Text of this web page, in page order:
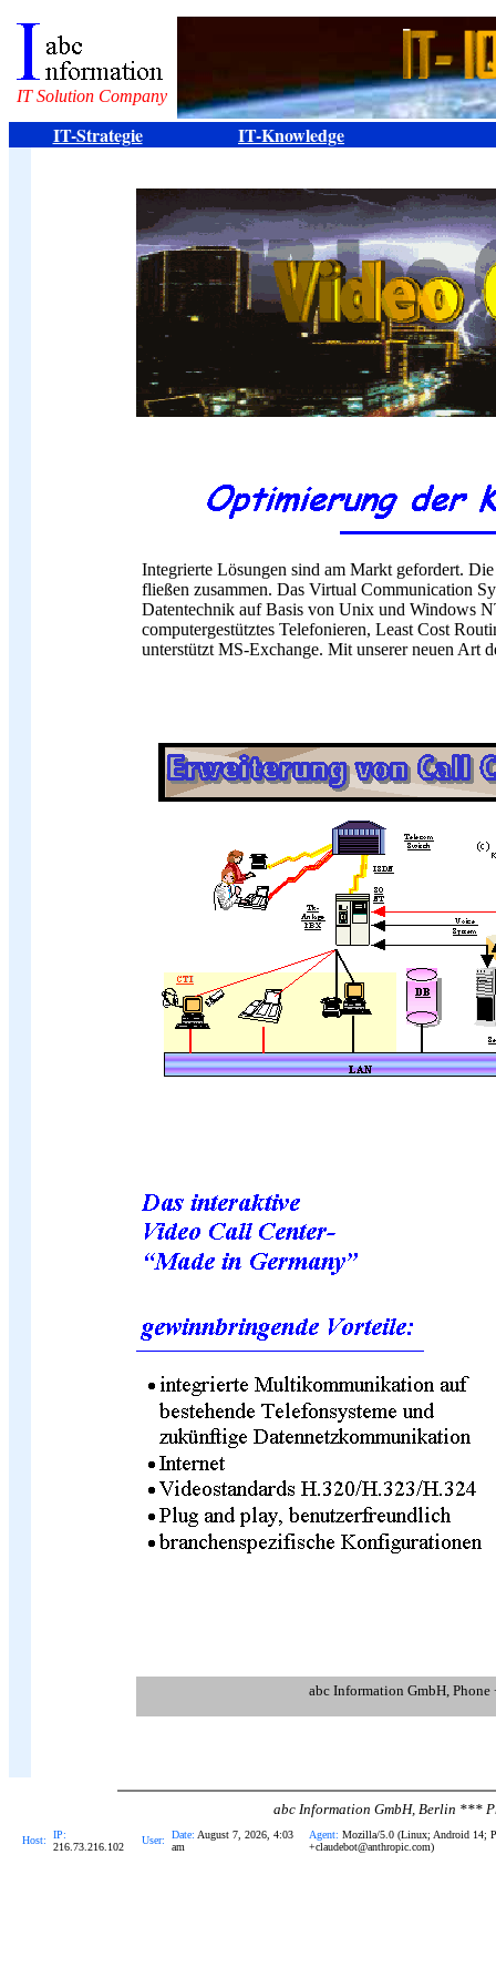
IT Solution Company
IT-Strategie IT-Knowledge
Integrierte Lösungen sind am Markt gefordert.
fließen zusammen. Das Virtual Communication
Datentechnik auf Basis von Unix und Windows
computergestütztes Telefonieren, Least Cost
unterstützt MS-Exchange. Mit unserer neuen Art
abc Information GmbH,
abc Information GmbH, Berlin ***
Host:
IP:
216.73.216.102
User: Date: August 7, 2026, 4:03
am
Agent: Mozilla/5.0 (Linux; Android 14;
+claudebot@anthropic.com)